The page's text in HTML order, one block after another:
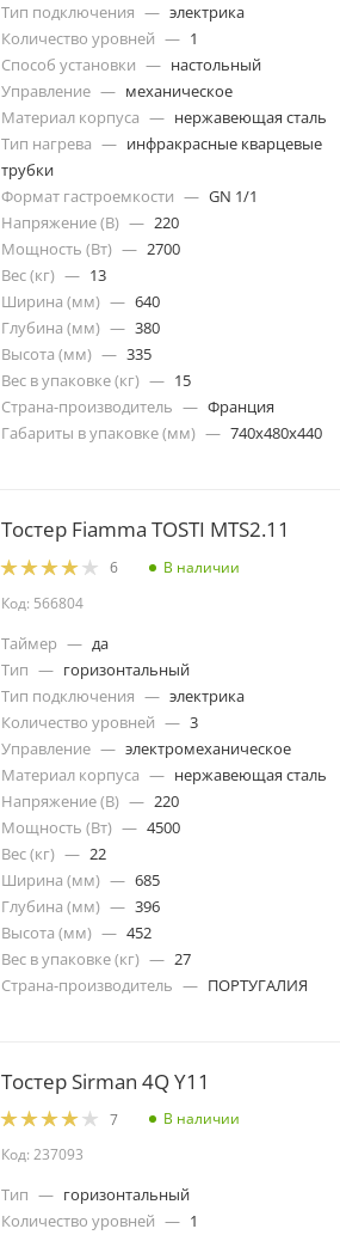
Тип подключения — электрика
Количество уровней — 1
Способ установки — настольный
Управление — механическое
Материал корпуса — нержавеющая сталь
Тип нагрева — инфракрасные кварцевые
трубки
Формат гастроемкости — GN 1/1
Напряжение (В) — 220
Мощность (Вт) — 2700
Вес (кг) — 13
Ширина (мм) — 640
Глубина (мм) — 380
Высота (мм) — 335
Вес в упаковке (кг) — 15
Страна-производитель — Франция
Габариты в упаковке (мм) — 740х480х440
Тостер Fiamma TOSTI MTS2.11
6
В наличии
Код: 566804
Таймер — да
Тип — горизонтальный
Тип подключения — электрика
Количество уровней — 3
Управление — электромеханическое
Материал корпуса — нержавеющая сталь
Напряжение (В) — 220
Мощность (Вт) — 4500
Вес (кг) — 22
Ширина (мм) — 685
Глубина (мм) — 396
Высота (мм) — 452
Вес в упаковке (кг) — 27
Страна-производитель — ПОРТУГАЛИЯ
Тостер Sirman 4Q Y11
7
В наличии
Код: 237093
Тип — горизонтальный
Количество уровней — 1